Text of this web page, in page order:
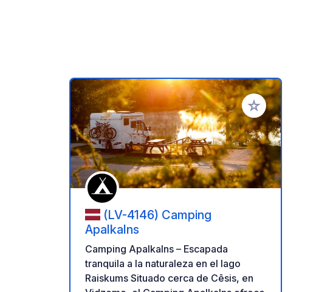
Añadir a tus favoritos
(LV-4146) Camping
Apalkalns
Camping Apalkalns – Escapada
tranquila a la naturaleza en el lago
Raiskums Situado cerca de Cēsis, en